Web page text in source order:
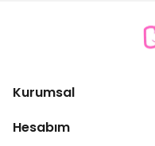
Kurumsal
Hesabım